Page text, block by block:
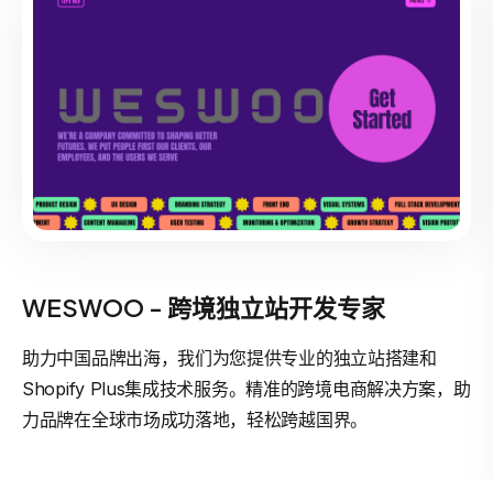
WESWOO - 跨境独立站开发专家
助力中国品牌出海，我们为您提供专业的独立站搭建和
Shopify Plus集成技术服务。精准的跨境电商解决方案，助
力品牌在全球市场成功落地，轻松跨越国界。